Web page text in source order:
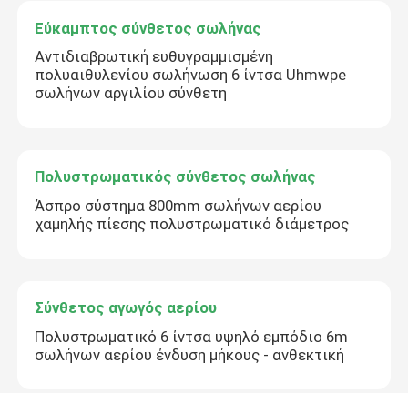
Εύκαμπτος σύνθετος σωλήνας
Αντιδιαβρωτική ευθυγραμμισμένη
πολυαιθυλενίου σωλήνωση 6 ίντσα Uhmwpe
σωλήνων αργιλίου σύνθετη
Πολυστρωματικός σύνθετος σωλήνας
Άσπρο σύστημα 800mm σωλήνων αερίου
χαμηλής πίεσης πολυστρωματικό διάμετρος
Σύνθετος αγωγός αερίου
Πολυστρωματικό 6 ίντσα υψηλό εμπόδιο 6m
σωλήνων αερίου ένδυση μήκους - ανθεκτική